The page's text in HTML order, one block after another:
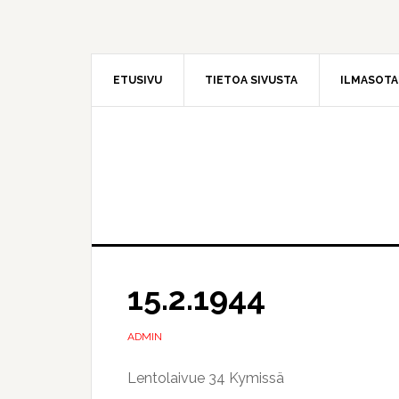
ETUSIVU TIETOA SIVUSTA
15.2.1944
ADMIN
Lentolaivue 34 Kymissä